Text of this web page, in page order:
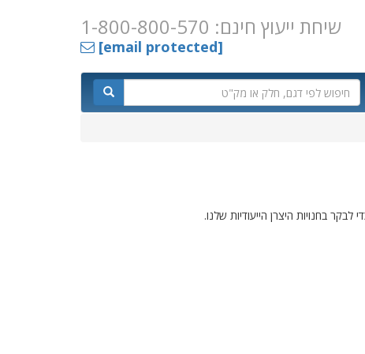
שיחת ייעוץ חינם: 1-800-800-570
[email protected]
בחנויות היצרן הייעודיות שלנו.